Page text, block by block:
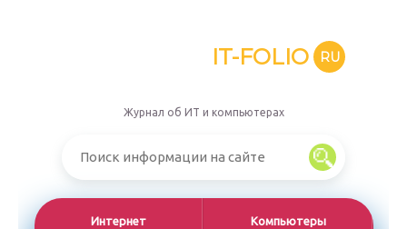
IT-FOLIO RU
Журнал об ИТ и компьютерах
Интернет Компьютеры